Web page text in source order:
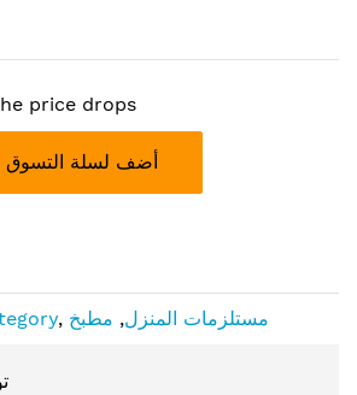
price drops
أضف لسلة التسوق
, مستلزمات المنزل, مطبخ